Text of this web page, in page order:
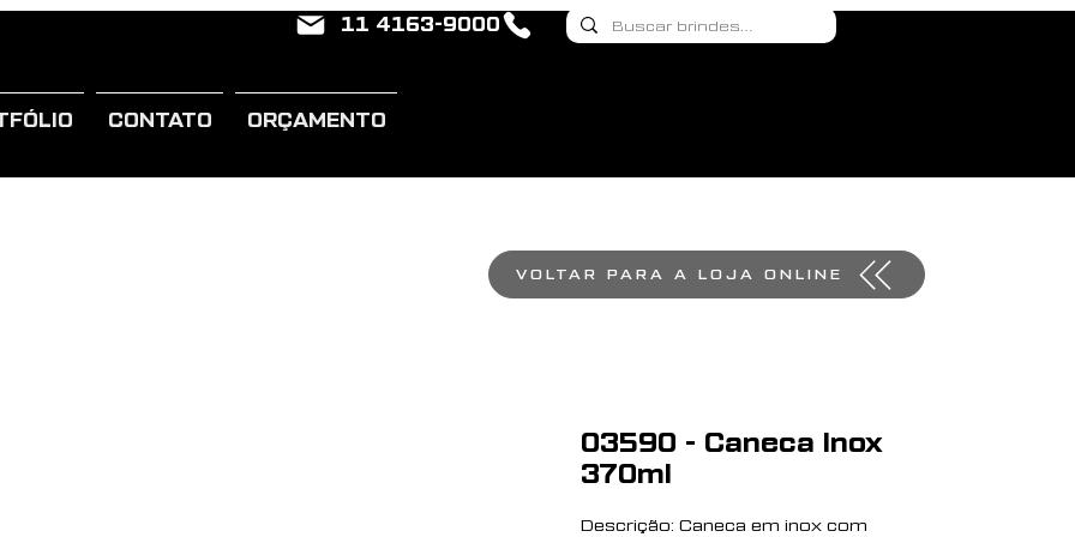
11 4163-9000
CONTATO ORÇAMENTO
03590 - Caneca Inox
370ml
Descrição: Caneca em inox com
VOLTAR PARA A LOJA ONLINE